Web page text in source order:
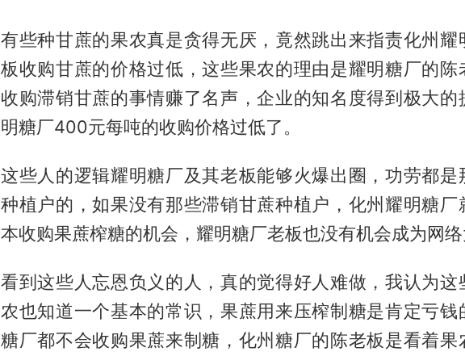
有些种甘蔗的果农真是贪得无厌，竟然跳出来指责化州耀
板收购甘蔗的价格过低，这些果农的理由是耀明糖厂的陈
收购滞销甘蔗的事情赚了名声，企业的知名度得到极大的
明糖厂400元每吨的收购价格过低了。
这些人的逻辑耀明糖厂及其老板能够火爆出圈，功劳都是
种植户的，如果没有那些滞销甘蔗种植户，化州耀明糖厂
本收购果蔗榨糖的机会，耀明糖厂老板也没有机会成为网络
看到这些人忘恩负义的人，真的觉得好人难做，我认为这
农也知道一个基本的常识，果蔗用来压榨制糖是肯定亏钱
糖厂都不会收购果蔗来制糖，化州糖厂的陈老板是看着果